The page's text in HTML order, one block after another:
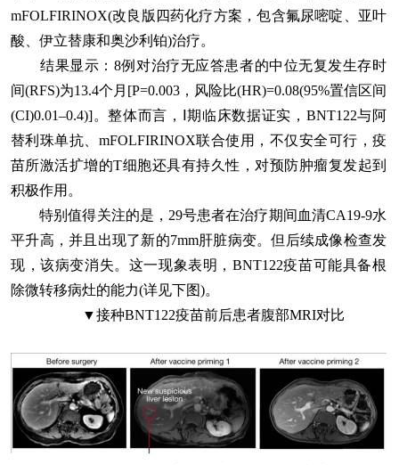
mFOLFIRINOX(改良版四药化疗方案，包含氟尿嘧啶、亚叶
酸、伊立替康和奥沙利铂)治疗。
结果显示：8例对治疗无应答患者的中位无复发生存时
间(RFS)为13.4个月[P=0.003，风险比(HR)=0.08(95%置信区间
(CI)0.01–0.4)]。整体而言，Ⅰ期临床数据证实，BNT122与阿
替利珠单抗、mFOLFIRINOX联合使用，不仅安全可行，疫
苗所激活扩增的T细胞还具有持久性，对预防肿瘤复发起到
积极作用。
特别值得关注的是，29号患者在治疗期间血清CA19-9水
平升高，并且出现了新的7mm肝脏病变。但后续成像检查发
现，该病变消失。这一现象表明，BNT122疫苗可能具备根
除微转移病灶的能力(详见下图)。
▼接种BNT122疫苗前后患者腹部MRI对比